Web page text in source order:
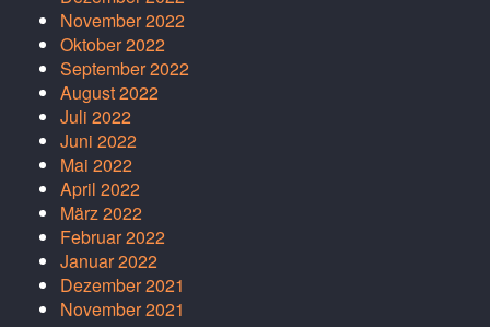
November 2022
Oktober 2022
September 2022
August 2022
Juli 2022
Juni 2022
Mai 2022
April 2022
März 2022
Februar 2022
Januar 2022
Dezember 2021
November 2021